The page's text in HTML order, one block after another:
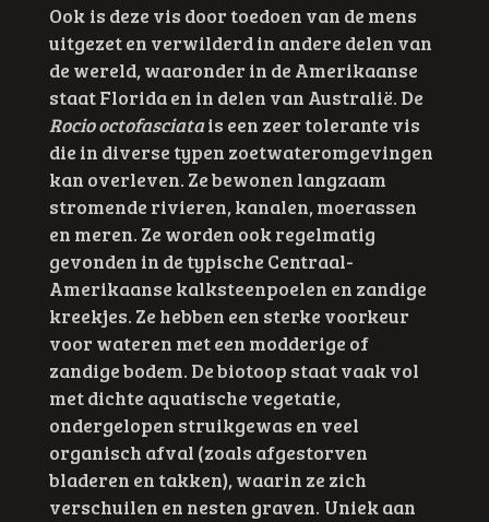
Ook is deze vis door toedoen van de mens
uitgezet en verwilderd in andere delen van
de wereld, waaronder in de Amerikaanse
staatFloridaen in delen van Australië. De
Rocio octofasciatais een zeer tolerante vis
die in diverse typen zoetwateromgevingen
kan overleven. Ze bewonen langzaam
stromende rivieren, kanalen, moerassen
en meren. Ze worden ook regelmatig
gevonden in de typische Centraal-
Amerikaanse kalksteenpoelen en zandige
kreekjes. Ze hebben een sterke voorkeur
voor wateren met een modderige of
zandige bodem. De biotoop staat vaak vol
met dichte aquatische vegetatie,
ondergelopen struikgewas en veel
organisch afval (zoals afgestorven
bladeren en takken), waarin ze zich
verschuilen en nesten graven. Uniek aan